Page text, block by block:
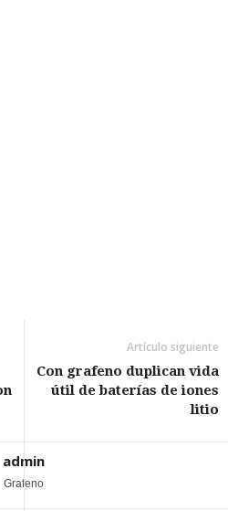
Artículo siguiente
Con grafeno duplican vida
útil de baterías de iones
litio
admin
Grafeno